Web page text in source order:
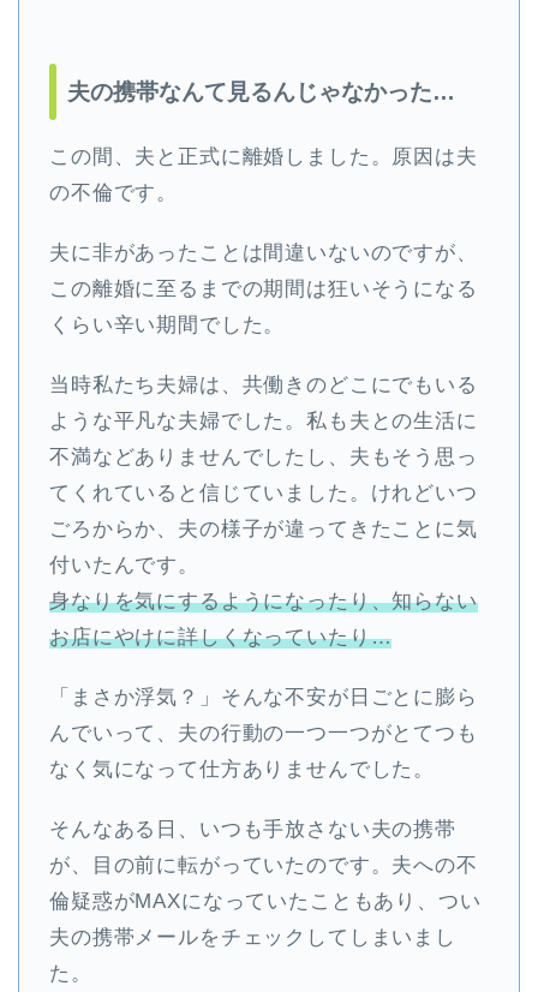
夫の携帯なんて見るんじゃなかった…
この間、夫と正式に離婚しました。原因は夫
の不倫です。
夫に非があったことは間違いないのですが、
この離婚に至るまでの期間は狂いそうになる
くらい辛い期間でした。
当時私たち夫婦は、共働きのどこにでもいる
ような平凡な夫婦でした。私も夫との生活に
不満などありませんでしたし、夫もそう思っ
てくれていると信じていました。けれどいつ
ごろからか、夫の様子が違ってきたことに気
付いたんです。
身なりを気にするようになったり、知らない
お店にやけに詳しくなっていたり…
「まさか浮気？」そんな不安が日ごとに膨ら
んでいって、夫の行動の一つ一つがとてつも
なく気になって仕方ありませんでした。
そんなある日、いつも手放さない夫の携帯
が、目の前に転がっていたのです。夫への不
倫疑惑がMAXになっていたこともあり、つい
夫の携帯メールをチェックしてしまいまし
た。